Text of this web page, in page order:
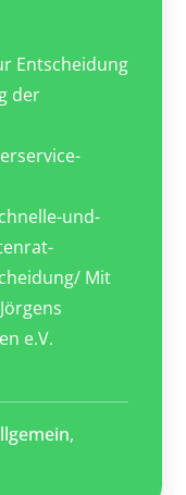
Entscheidung
der
und-
Mit
e.V.
,